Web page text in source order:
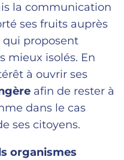
la communication
ses fruits auprès
qui proposent
mieux isolés. En
à ouvrir ses
afin de rester à
dans le cas
ses citoyens.
organismes